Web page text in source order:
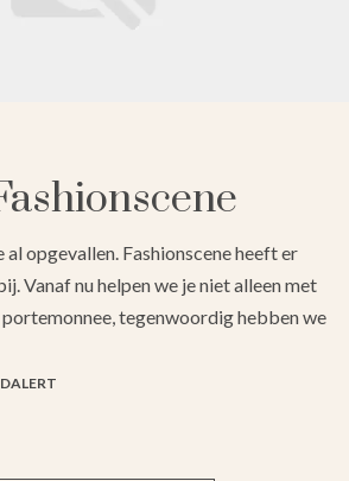
al opgevallen. Fashionscene heeft er
Vanaf nu helpen we je niet alleen met
tegenwoordig hebben we